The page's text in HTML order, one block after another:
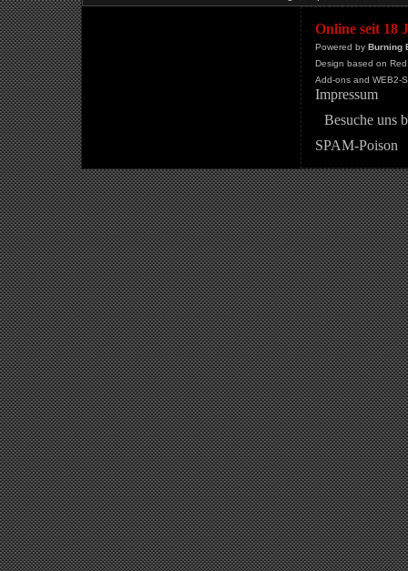
Online seit 18
Powered by Burning
Design based on
Add-ons and WEB2-
Impressum
Besuche uns
SPAM-Poison